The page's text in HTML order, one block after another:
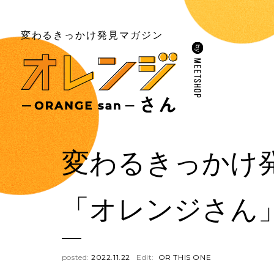
変わるきっかけ発見マガジン
変わるきっかけ
「オレンジさん
posted: 2022.11.22 Edit: OR THIS ONE